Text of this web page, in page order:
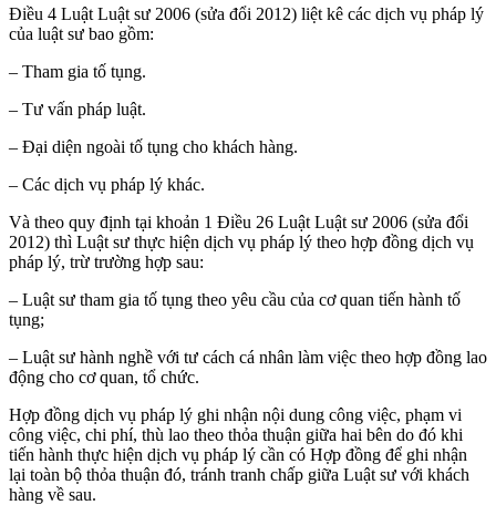
Điều 4 Luật Luật sư 2006 (sửa đổi 2012) liệt kê các dịch vụ pháp lý
của luật sư bao gồm:
– Tham gia tố tụng.
– Tư vấn pháp luật.
– Đại diện ngoài tố tụng cho khách hàng.
– Các dịch vụ pháp lý khác.
Và theo quy định tại khoản 1 Điều 26 Luật Luật sư 2006 (sửa đổi
2012) thì Luật sư thực hiện dịch vụ pháp lý theo hợp đồng dịch vụ
pháp lý, trừ trường hợp sau:
– Luật sư tham gia tố tụng theo yêu cầu của cơ quan tiến hành tố
tụng;
– Luật sư hành nghề với tư cách cá nhân làm việc theo hợp đồng lao
động cho cơ quan, tổ chức.
Hợp đồng dịch vụ pháp lý ghi nhận nội dung công việc, phạm vi
công việc, chi phí, thù lao theo thỏa thuận giữa hai bên do đó khi
tiến hành thực hiện dịch vụ pháp lý cần có Hợp đồng để ghi nhận
lại toàn bộ thỏa thuận đó, tránh tranh chấp giữa Luật sư với khách
hàng về sau.